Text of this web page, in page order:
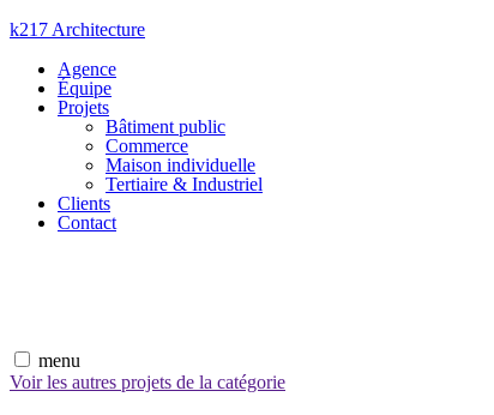
Aller
contenu
k217 Architecture
Agence
Équipe
Projets
Bâtiment public
Commerce
Maison individuelle
Tertiaire & Industriel
Clients
Contact
menu
Voir les autres projets de la catégorie